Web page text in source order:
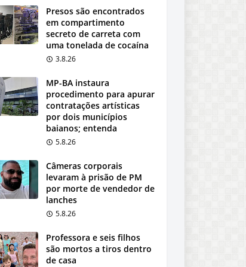
Presos são encontrados
em compartimento
secreto de carreta com
uma tonelada de cocaína
3.8.26
MP-BA instaura
procedimento para apurar
contratações artísticas
por dois municípios
baianos; entenda
5.8.26
Câmeras corporais
levaram à prisão de PM
por morte de vendedor de
lanches
5.8.26
Professora e seis filhos
são mortos a tiros dentro
de casa